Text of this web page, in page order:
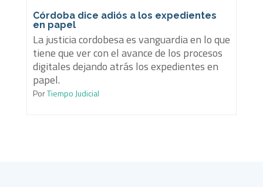
Córdoba dice adiós a los expedientes
en papel
La justicia cordobesa es vanguardia en lo que
tiene que ver con el avance de los procesos
digitales dejando atrás los expedientes en
papel.
PorTiempo Judicial